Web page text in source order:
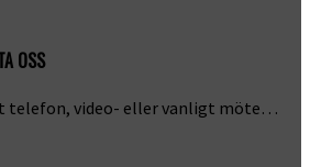
OSS
telefon, video- eller vanligt möte…